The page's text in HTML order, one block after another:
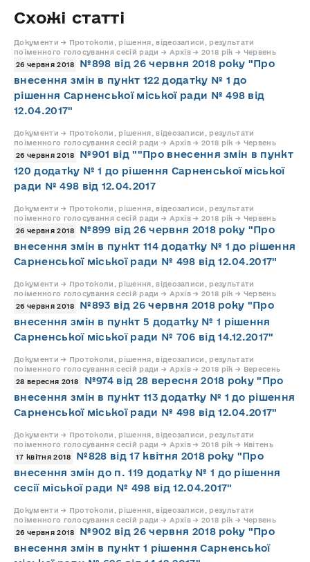
Схожі статті
Документи → Протоколи, рішення, відеозаписи, результати
поіменного голосування сесій ради → Архів → 2018 рік → Червень
26 червня 2018
№898 від 26 червня 2018 року "Про
внесення змін в пункт 122 додатку № 1 до
рішення Сарненської міської ради № 498 від
12.04.2017"
Документи → Протоколи, рішення, відеозаписи, результати
поіменного голосування сесій ради → Архів → 2018 рік → Червень
26 червня 2018
№901 від ""Про внесення змін в пункт
120 додатку № 1 до рішення Сарненської міської
ради № 498 від 12.04.2017
Документи → Протоколи, рішення, відеозаписи, результати
поіменного голосування сесій ради → Архів → 2018 рік → Червень
26 червня 2018
№899 від 26 червня 2018 року "Про
внесення змін в пункт 114 додатку № 1 до рішення
Сарненської міської ради № 498 від 12.04.2017"
Документи → Протоколи, рішення, відеозаписи, результати
поіменного голосування сесій ради → Архів → 2018 рік → Червень
26 червня 2018
№893 від 26 червня 2018 року "Про
внесення змін в пункт 5 додатку № 1 рішення
Сарненської міської ради № 706 від 14.12.2017"
Документи → Протоколи, рішення, відеозаписи, результати
поіменного голосування сесій ради → Архів → 2018 рік → Вересень
28 вересня 2018
№974 від 28 вересня 2018 року "Про
внесення змін в пункт 113 додатку № 1 до рішення
Сарненської міської ради № 498 від 12.04.2017"
Документи → Протоколи, рішення, відеозаписи, результати
поіменного голосування сесій ради → Архів → 2018 рік → Квітень
17 квітня 2018
№828 від 17 квітня 2018 року "Про
внесення змін до п. 119 додатку № 1 до рішення
сесії міської ради № 498 від 12.04.2017"
Документи → Протоколи, рішення, відеозаписи, результати
поіменного голосування сесій ради → Архів → 2018 рік → Червень
26 червня 2018
№902 від 26 червня 2018 року "Про
внесення змін в пункт 1 рішення Сарненської